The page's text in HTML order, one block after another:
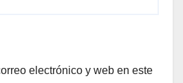
electrónico y web en este